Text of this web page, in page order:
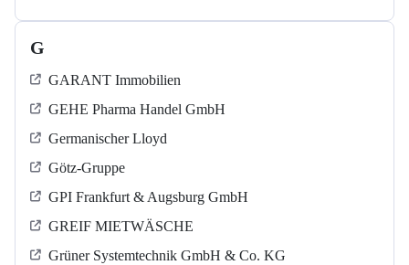
G
GARANT Immobilien
GEHE Pharma Handel GmbH
Germanischer Lloyd
Götz-Gruppe
GPI Frankfurt & Augsburg GmbH
GREIF MIETWÄSCHE
Grüner Systemtechnik GmbH & Co. KG